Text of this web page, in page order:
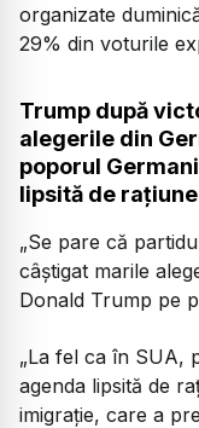
organizate
29% din voturile
Trump după
alegerile din
poporul
lipsită de
„Se pare că
câștigat marile
Donald Trump pe
„La fel ca în SUA,
agenda lipsită de
imigrație, care a